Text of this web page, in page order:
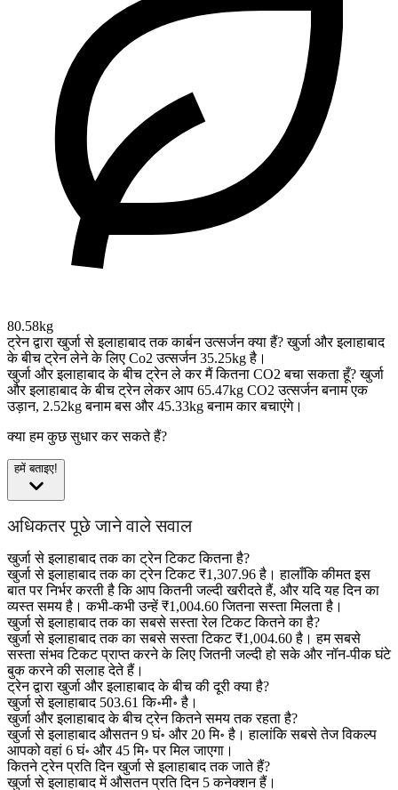
80.58kg
ट्रेन द्वारा खुर्जा से इलाहाबाद तक कार्बन उत्सर्जन क्या हैं? खुर्जा और इलाहाबाद
के बीच ट्रेन लेने के लिए Co2 उत्सर्जन 35.25kg है।
खुर्जा और इलाहाबाद के बीच ट्रेन ले कर मैं कितना CO2 बचा सकता हूँ? खुर्जा
और इलाहाबाद के बीच ट्रेन लेकर आप 65.47kg CO2 उत्सर्जन बनाम एक
उड़ान, 2.52kg बनाम बस और 45.33kg बनाम कार बचाएंगे।
क्या हम कुछ सुधार कर सकते हैं?
हमें बताइए!
अधिकतर पूछे जाने वाले सवाल
खुर्जा से इलाहाबाद तक का ट्रेन टिकट कितना है?
खुर्जा से इलाहाबाद तक का ट्रेन टिकट ₹1,307.96 है। हालाँकि कीमत इस
बात पर निर्भर करती है कि आप कितनी जल्दी खरीदते हैं, और यदि यह दिन का
व्यस्त समय है। कभी-कभी उन्हें ₹1,004.60 जितना सस्ता मिलता है।
खुर्जा से इलाहाबाद तक का सबसे सस्ता रेल टिकट कितने का है?
खुर्जा से इलाहाबाद तक का सबसे सस्ता टिकट ₹1,004.60 है। हम सबसे
सस्ता संभव टिकट प्राप्त करने के लिए जितनी जल्दी हो सके और नॉन-पीक घंटे
बुक करने की सलाह देते हैं।
ट्रेन द्वारा खुर्जा और इलाहाबाद के बीच की दूरी क्या है?
खुर्जा से इलाहाबाद 503.61 कि॰मी॰ है।
खुर्जा और इलाहाबाद के बीच ट्रेन कितने समय तक रहता है?
खुर्जा से इलाहाबाद औसतन 9 घं॰ और 20 मि॰ है। हालांकि सबसे तेज विकल्प
आपको वहां 6 घं॰ और 45 मि॰ पर मिल जाएगा।
कितने ट्रेन प्रति दिन खुर्जा से इलाहाबाद तक जाते हैं?
खुर्जा से इलाहाबाद में औसतन प्रति दिन 5 कनेक्शन हैं।